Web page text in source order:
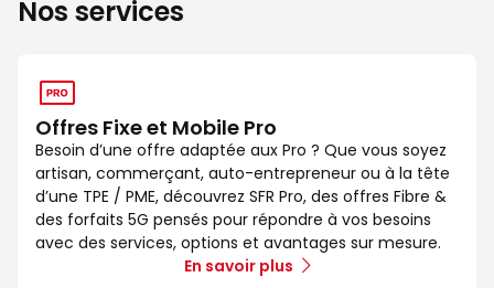
Nos services
Offres Fixe et Mobile Pro
Besoin d’une offre adaptée aux Pro ? Que vous soyez
artisan, commerçant, auto-entrepreneur ou à la tête
d’une TPE / PME, découvrez SFR Pro, des offres Fibre &
des forfaits 5G pensés pour répondre à vos besoins
avec des services, options et avantages sur mesure.
En savoir plus